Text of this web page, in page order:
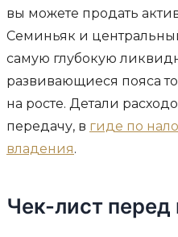
вы можете продать
Семиньяк и
самую глубокую
развивающиеся пояса
на росте. Детали
передачу, в гиде по
владения.
Чек-лист перед